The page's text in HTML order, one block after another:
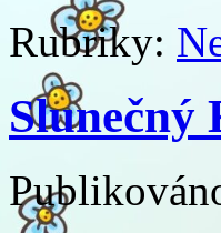
Rubriky: